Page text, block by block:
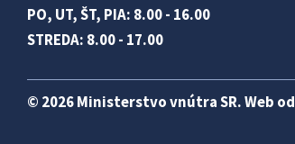
PO, UT, ŠT, PIA: 8.00 - 16.00
STREDA: 8.00 - 17.00
© 2026 Ministerstvo vnútra SR. Web od